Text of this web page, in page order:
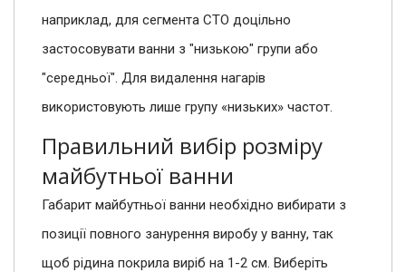
наприклад, для сегмента СТО доцільно
застосовувати ванни з "низькою" групи або
"середньої". Для видалення нагарів
використовують лише групу «низьких» частот.
Правильний вибір розміру
майбутньої ванни
Габарит майбутньої ванни необхідно вибирати з
позиції повного занурення виробу у ванну, так
щоб рідина покрила виріб на 1-2 см. Виберіть